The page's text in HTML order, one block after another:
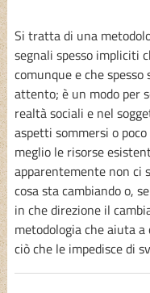
Si tratta di una
segnali spesso impliciti
comunque e che
attento; è un modo per
realtà sociali e nel
aspetti sommersi o
meglio le risorse
apparentemente non ci
cosa sta cambiando o,
in che direzione il
metodologia che aiuta
ciò che le impedisce di